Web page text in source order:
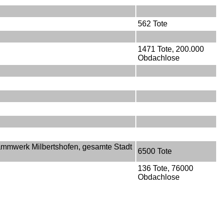
562 Tote
1471 Tote, 200.000
Obdachlose
Milbertshofen, gesamte Stadt
6500 Tote
136 Tote, 76000
Obdachlose